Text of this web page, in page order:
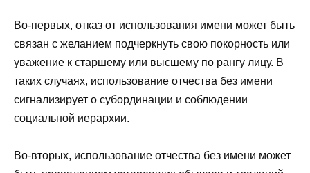
Во-первых, отказ от использования имени может быть
связан с желанием подчеркнуть свою покорность или
уважение к старшему или высшему по рангу лицу. В
таких случаях, использование отчества без имени
сигнализирует о субординации и соблюдении
социальной иерархии.
Во-вторых, использование отчества без имени может